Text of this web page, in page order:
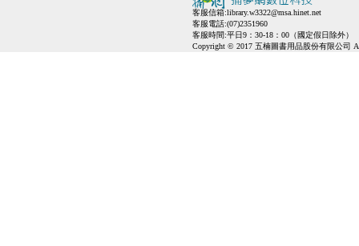
客服信箱:library.w3322@msa.hinet.net
客服電話:(07)2351960
客服時間:平日9：30-18：00（國定假日除外）
Copyright © 2017 五楠圖書用品股份有限公司